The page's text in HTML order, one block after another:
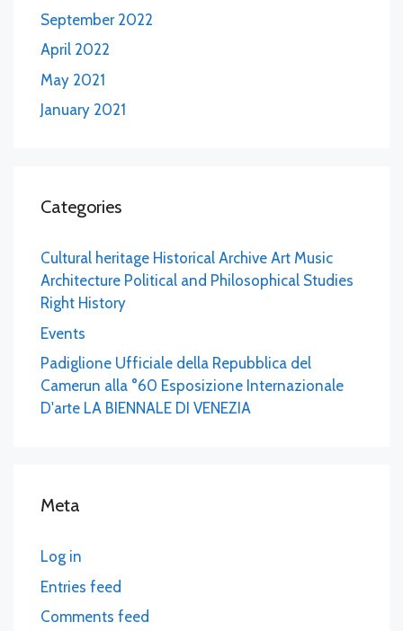
September 2022
April 2022
May 2021
January 2021
Categories
Cultural heritage Historical Archive Art Music
Architecture Political and Philosophical Studies
Right History
Events
Padiglione Ufficiale della Repubblica del
Camerun alla °60 Esposizione Internazionale
D'arte LA BIENNALE DI VENEZIA
Meta
Log in
Entries feed
Comments feed